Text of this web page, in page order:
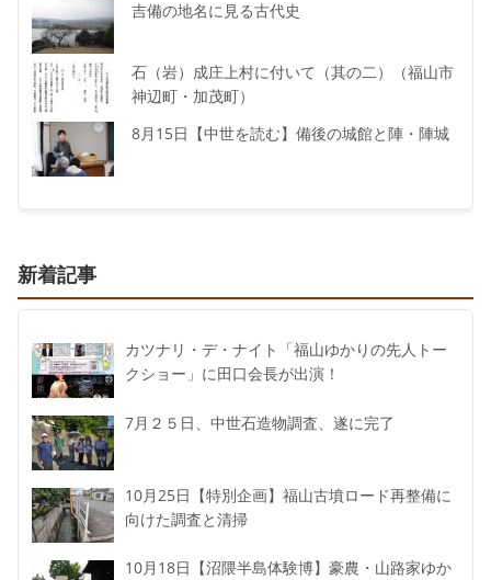
吉備の地名に見る古代史
石（岩）成庄上村に付いて（其の二）（福山市
神辺町・加茂町）
8月15日【中世を読む】備後の城館と陣・陣城
新着記事
カツナリ・デ・ナイト「福山ゆかりの先人トー
クショー」に田口会長が出演！
7月２５日、中世石造物調査、遂に完了
10月25日【特別企画】福山古墳ロード再整備に
向けた調査と清掃
10月18日【沼隈半島体験博】豪農・山路家ゆか